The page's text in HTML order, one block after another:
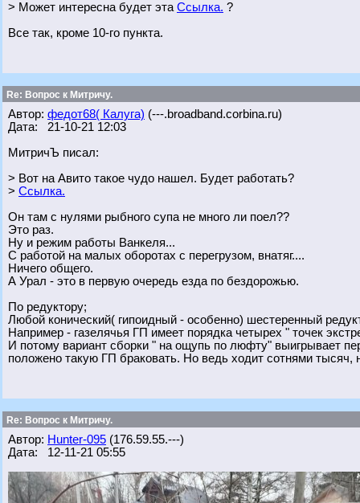
> Может интересна будет эта Ссылка. ?
Все так, кроме 10-го пункта.
Re: Вопрос к Митричу.
Автор: федот68( Калуга) (---.broadband.corbina.ru)
Дата: 21-10-21 12:03
МитричЪ писал:
> Вот на Авито такое чудо нашел. Будет работать?
> Ссылка.
Он там с нулями рыбного супа не много ли поел??
Это раз.
Ну и режим работы Ванкеля...
С работой на малых оборотах с перегрузом, внатяг....
Ничего общего.
А Урал - это в первую очередь езда по бездорожью.
По редуктору;
Любой конический( гипоидный - особенно) шестеренный
Например - газелячья ГП имеет порядка четырех " точек
И потому вариант сборки " на ощупь по люфту" выигрывает
положено такую ГП браковать. Но ведь ходит сотнями тысяч,
Re: Вопрос к Митричу.
Автор: Hunter-095 (176.59.55.---)
Дата: 12-11-21 05:55